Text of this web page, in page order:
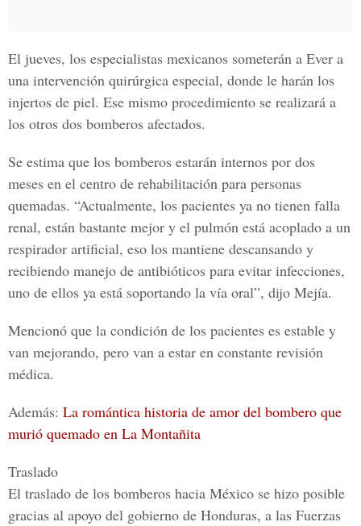
El jueves, los especialistas mexicanos someterán a Ever a
una intervención quirúrgica especial, donde le harán los
injertos de piel. Ese mismo procedimiento se realizará a
los otros dos bomberos afectados.
Se estima que los bomberos estarán internos por dos
meses en el centro de rehabilitación para personas
quemadas. “Actualmente, los pacientes ya no tienen falla
renal, están bastante mejor y el pulmón está acoplado a un
respirador artificial, eso los mantiene descansando y
recibiendo manejo de antibióticos para evitar infecciones,
uno de ellos ya está soportando la vía oral”, dijo Mejía.
Mencionó que la condición de los pacientes es estable y
van mejorando, pero van a estar en constante revisión
médica.
Además: La romántica historia de amor del bombero que
murió quemado en La Montañita
Traslado
El traslado de los bomberos hacia México se hizo posible
gracias al apoyo del gobierno de Honduras, a las Fuerzas